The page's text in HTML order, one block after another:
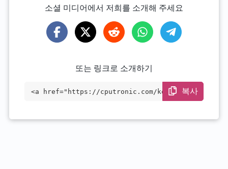
소셜 미디어에서 저희를 소개해 주세요
또는 링크로 소개하기
<a href="https://cputronic.com/ko/cpu/am
복사